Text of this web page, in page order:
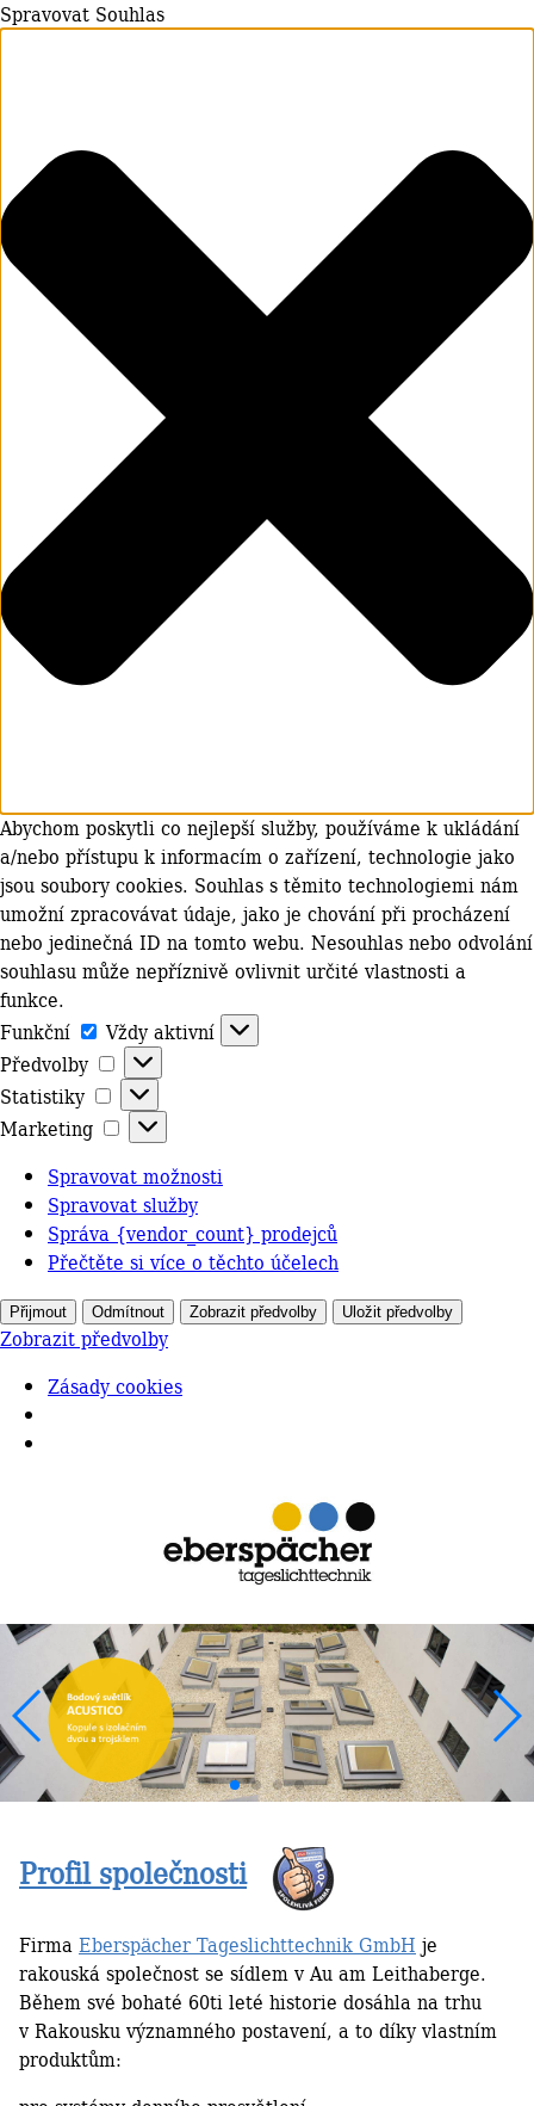
Spravovat Souhlas
Abychom poskytli co nejlepší služby, používáme k ukládání
a/nebo přístupu k informacím o zařízení, technologie jako
jsou soubory cookies. Souhlas s těmito technologiemi nám
umožní zpracovávat údaje, jako je chování při procházení
nebo jedinečná ID na tomto webu. Nesouhlas nebo odvolání
souhlasu může nepříznivě ovlivnit určité vlastnosti a
funkce.
Funkční
Funkční
Vždy aktivní
Předvolby
Předvolby
Statistiky
Statistiky
Marketing
Marketing
Spravovat možnosti
Spravovat služby
Správa {vendor_count} prodejců
Přečtěte si více o těchto účelech
Přijmout Odmítnout Zobrazit předvolby Uložit předvolby
Zobrazit předvolby
Zásady cookies
Profil společnosti
Firma Eberspächer Tageslichttechnik GmbH je
rakouská společnost se sídlem v Au am Leithaberge.
Během své bohaté 60ti leté historie dosáhla na trhu
v Rakousku významného postavení, a to díky vlastním
produktům: